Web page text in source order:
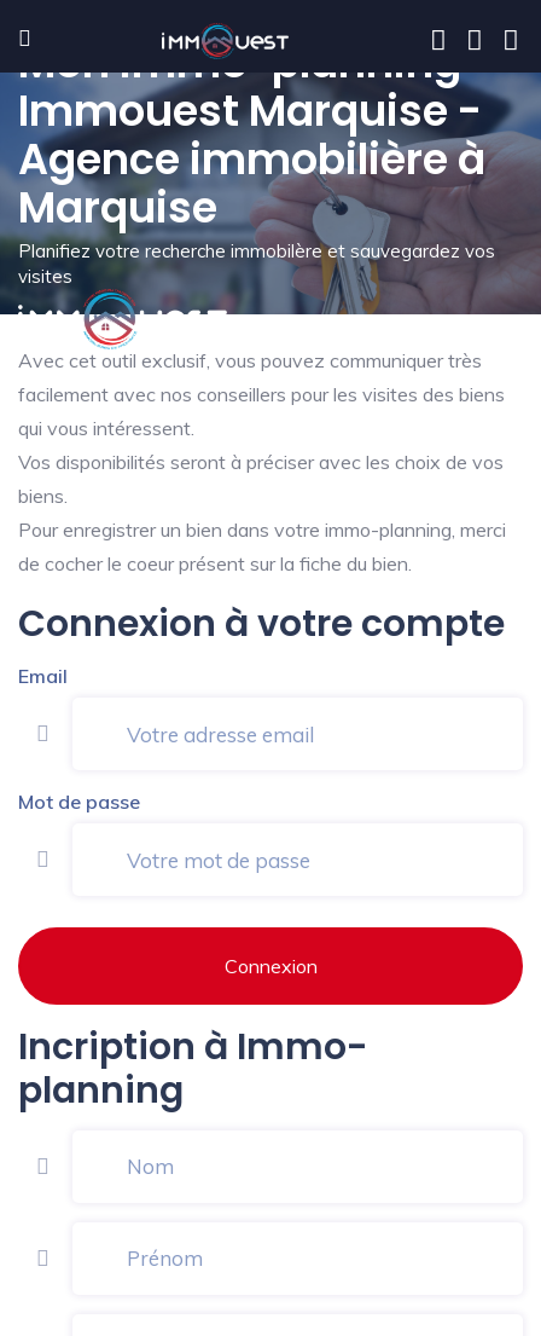
Mon immo-planning -
Immouest Marquise -
Agence immobilière à
Marquise
Planifiez votre recherche immobilère et sauvegardez vos
visites
Avec cet outil exclusif, vous pouvez communiquer très
facilement avec nos conseillers pour les visites des biens
qui vous intéressent.
Vos disponibilités seront à préciser avec les choix de vos
biens.
Pour enregistrer un bien dans votre immo-planning, merci
de cocher le coeur présent sur la fiche du bien.
Connexion à votre compte
Email
Mot de passe
Connexion
Incription à Immo-
planning